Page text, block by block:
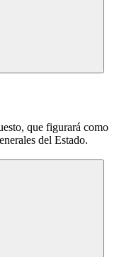
que figurará como
del Estado.